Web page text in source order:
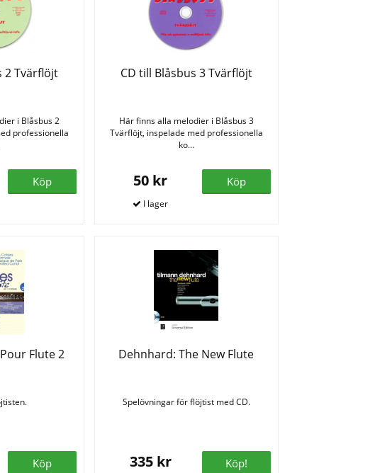
2 Tvärflöjt
i Blåsbus 2
professionella
Köp
CD till Blåsbus 3 Tvärflöjt
Här finns alla melodier i Blåsbus 3
Tvärflöjt, inspelade med professionella
ko...
50 kr Köp
Flute 2
Köp
Dehnhard: The New Flute
Spelövningar för flöjtist med CD.
335 kr Köp!